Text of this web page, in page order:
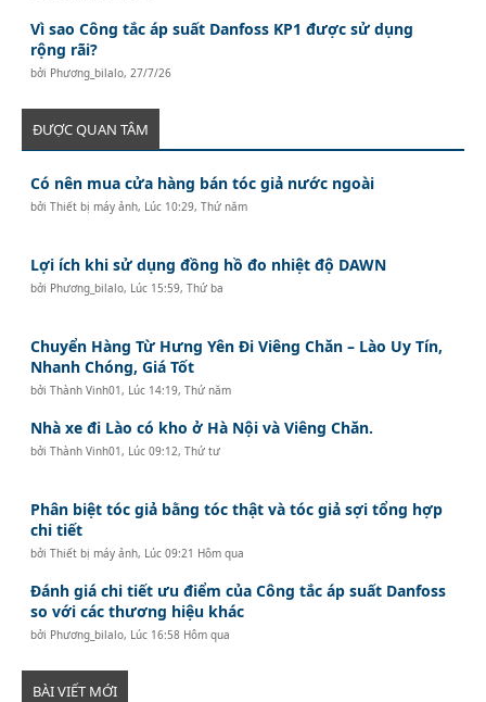
Vì sao Công tắc áp suất Danfoss KP1 được sử dụng
rộng rãi?
bởi Phương_bilalo, 27/7/26
ĐƯỢC QUAN TÂM
Có nên mua cửa hàng bán tóc giả nước ngoài
bởiThiết bị máy ảnh, Lúc 10:29, Thứ năm
Lợi ích khi sử dụng đồng hồ đo nhiệt độ DAWN
bởi Phương_bilalo, Lúc 15:59, Thứ ba
Chuyển Hàng Từ Hưng Yên Đi Viêng Chăn – Lào Uy Tín,
Nhanh Chóng, Giá Tốt
bởiThành Vinh01 , Lúc 14:19, Thứ năm
Nhà xe đi Lào có kho ở Hà Nội và Viêng Chăn.
bởiThành Vinh01 , Lúc 09:12, Thứ tư
Phân biệt tóc giả bằng tóc thật và tóc giả sợi tổng hợp
chi tiết
bởiThiết bị máy ảnh, Lúc 09:21 Hôm qua
Đánh giá chi tiết ưu điểm của Công tắc áp suất Danfoss
so với các thương hiệu khác
bởi Phương_bilalo, Lúc 16:58 Hôm qua
BÀI VIẾT MỚI